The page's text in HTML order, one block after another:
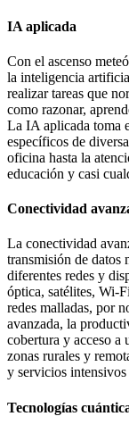
IA aplicada
Con el ascenso
la inteligencia
realizar tareas que
como razonar,
La IA aplicada toma
específicos de
oficina hasta la
educación y casi
Conectividad
La conectividad
transmisión de datos
diferentes redes y
óptica, satélites, Wi-
redes malladas, por
avanzada, la
cobertura y acceso a
zonas rurales y
y servicios
Tecnologías